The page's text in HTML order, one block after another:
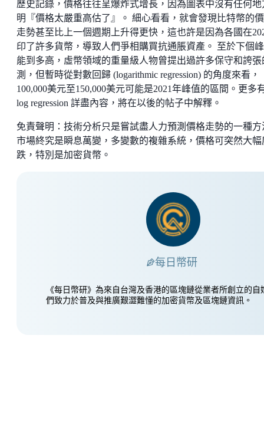
歷史記錄，價格往往呈爆炸式增長，因為圖表中沒有任何地
明『價格太嚴重高估了』。 細心看看，就會發現比特幣的
走勢甚至比上一個週期上升得更快，這也許是因為各國在
印了許多貨幣，導致人們爭相購買抗通脹資產。 至於下個
能到多高，虛幣領域的重量級人物曾提出過許多保守和誇張
測，但暫時從對數回歸 (logarithmic regression) 的角度來看，
100,000美元至150,000美元可能是2021年峰值的區間。更多
log regression 詳盡內容，將在以後的帖子中解釋。
免責聲明：技術分析只是嘗試盡人力預測價格走勢的一種方
市場終究是瞬息萬變，多變數的複雜系統，價格可突然大幅
跌，特別是加密貨幣。
每日幣研
《每日幣研》為來自台灣及香港的區塊鏈從業者所創立的自
們致力於普及與推廣艱澀難懂的加密貨幣及區塊鏈資訊。